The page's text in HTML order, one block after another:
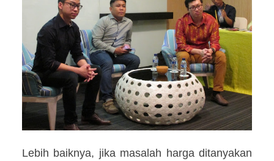
Lebih baiknya, jika masalah harga ditanyakan